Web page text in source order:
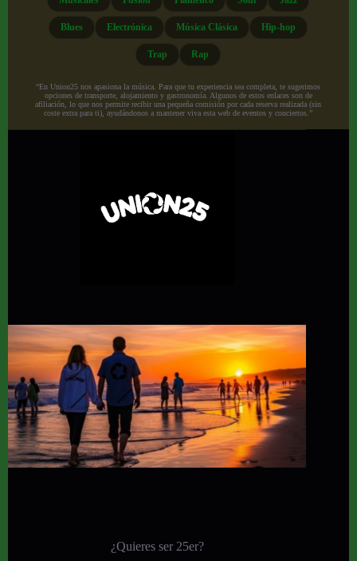
Blues Electrónica Música Clásica Hip-hop
Trap Rap
“En Union25 nos apasiona la música. Para que tu experiencia sea completa, te sugerimos
opciones de transporte, alojamiento y gastronomía. Algunos de estos enlaces son de
afiliación, lo que nos permite recibir una pequeña comisión por cada reserva realizada (sin
coste extra para ti), ayudándonos a mantener viva esta web de eventos y conciertos.”
¿Quieres ser 25er?